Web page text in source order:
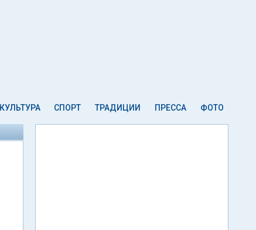
КУЛЬТУРА СПОРТ ТРАДИЦИИ ПРЕССА ФОТО